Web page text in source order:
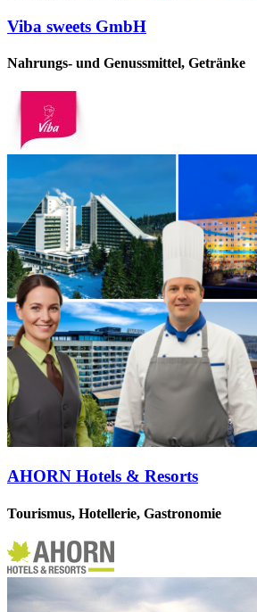
Viba sweets GmbH
Nahrungs- und Genussmittel, Getränke
AHORN Hotels & Resorts
Tourismus, Hotellerie, Gastronomie